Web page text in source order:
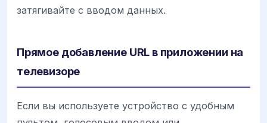
затягивайте с вводом данных.
Прямое добавление URL в приложении на
телевизоре
Если вы используете устройство с удобным